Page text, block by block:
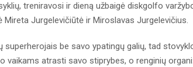
treniravosi ir dieną užbaigė diskgolfo
Jurgelevičiūtė ir Miroslavas Jurgelevičius.
superherojais be savo ypatingų galių, tad
vaikams atrasti savo stiprybes, o renginių